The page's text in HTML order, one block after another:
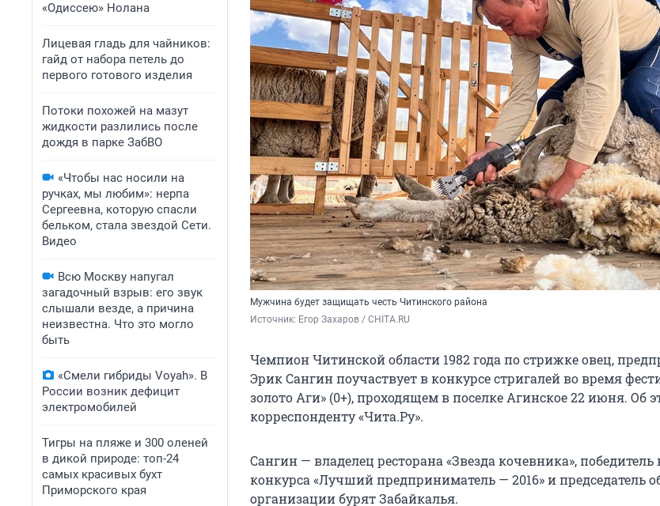
«Одиссею» Нолана
Лицевая гладь для чайников:
гайд от набора петель до
первого готового изделия
Потоки похожей на мазут
жидкости разлились после
дождя в парке ЗабВО
«Чтобы нас носили на
ручках, мы любим»: нерпа
Сергеевна, которую спасли
бельком, стала звездой Сети.
Видео
Всю Москву напугал
загадочный взрыв: его звук
слышали везде, а причина
неизвестна. Что это могло
быть
«Смели гибриды Voyah». В
России возник дефицит
электромобилей
Тигры на пляже и 300 оленей
в дикой природе: топ-24
самых красивых бухт
Приморского края
Мужчина будет защищать честь Читинского района
Источник: Егор Захаров / CHITA.RU
Чемпион Читинской области 1982 года по стрижке овец,
Эрик Сангин поучаствует в конкурсе стригалей во время
золото Аги» (0+), проходящем в поселке Агинское 22 июня. Об
корреспонденту «Чита.Ру».
Сангин — владелец ресторана «Звезда кочевника», победитель
конкурса «Лучший предприниматель — 2016» и председатель
организации бурят Забайкалья.